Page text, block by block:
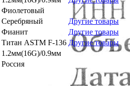
Фиолетовый
Серебряный
Другие товары
Фианит
Другие товары
Титан ASTM F-136 Другие товары
1.2мм(16G)/0.9мм
Россия